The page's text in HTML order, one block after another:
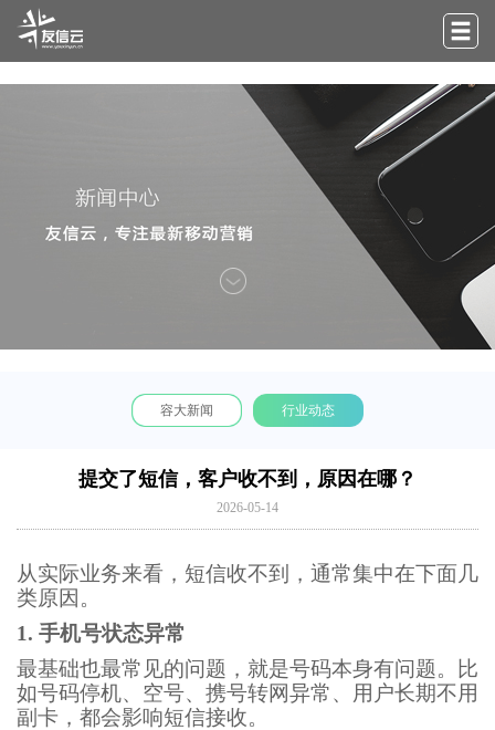
容大新闻 行业动态
提交了短信，客户收不到，原因在哪？
2026-05-14
从实际业务来看，短信收不到，通常集中在下面几
类原因。
1. 手机号状态异常
最基础也最常见的问题，就是号码本身有问题。比
如号码停机、空号、携号转网异常、用户长期不用
副卡，都会影响短信接收。